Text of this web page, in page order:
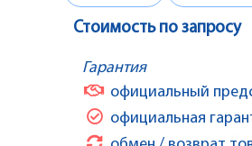
Стоимость по запросу
Гарантия
официальный
официальная